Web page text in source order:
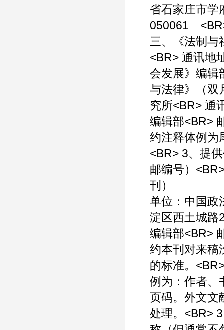
省石家庄市学
050061
三、《法制与
<BR> 通讯地
会发展》编辑
与法律》（双
究所<BR> 通
编辑部<BR>
约注释体例为
<BR> 3、提
邮编号）
单位：中国政
淀区西土城路
编辑部<BR>
约本刊对来稿
的标准。
例为：作者、
页码。外文文
处理。<BR>